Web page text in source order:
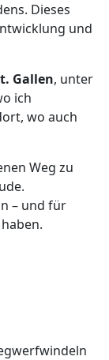
Dieses
und
Gallen, unter
ich
wo auch
Weg zu
– und für